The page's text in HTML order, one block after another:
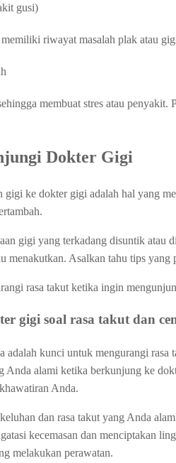
gusi)
riwayat masalah plak atau
membuat stres atau penyakit.
Dokter Gigi
gigi ke dokter gigi adalah hal yang
gigi yang terkadang disuntik atau
menakutkan. Asalkan tahu tips yang
rasa takut ketika ingin
gigi soal rasa takut dan
adalah kunci untuk mengurangi rasa
Anda alami ketika berkunjung ke
Anda.
dan rasa takut yang Anda
kecemasan dan menciptakan
melakukan perawatan.